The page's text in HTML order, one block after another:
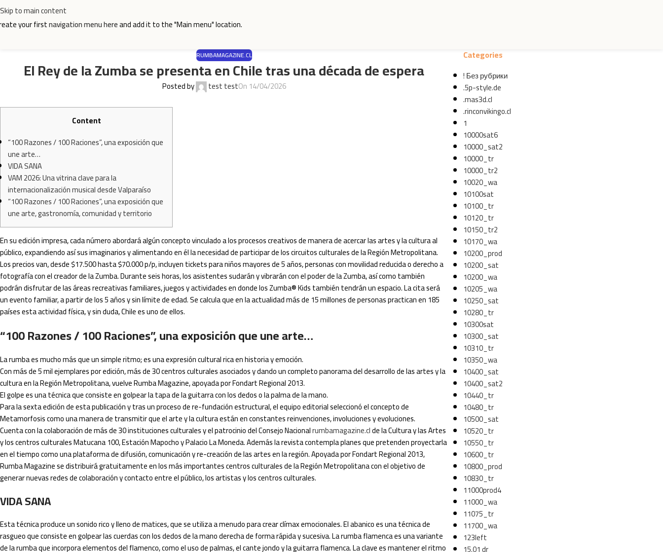
Skip to main content
your firstnavigation menu hereand add it to the "Main menu" location.
RUMBAMAGAZINE.CL
El Rey de la Zumba se presenta en Chile tras una década de espera
Posted by test testOn 14/04/2026
Content
“100 Razones / 100 Raciones”, una exposición que
une arte…
VIDA SANA
VAM 2026: Una vitrina clave para la
internacionalización musical desde Valparaíso
“100 Razones / 100 Raciones”, una exposición que
une arte, gastronomía, comunidad y territorio
En su edición impresa, cada número abordará algún concepto vinculado a los procesos creativos de manera de acercar las artes y la cultura al
público, expandiendo así sus imaginarios y alimentando en él la necesidad de participar de los circuitos culturales de la Región Metropolitana.
Los precios van, desde $17.500 hasta $70.000 p/p, incluyen tickets para niños mayores de 5 años, personas con movilidad reducida o derecho a
fotografía con el creador de la Zumba. Durante seis horas, los asistentes sudarán y vibrarán con el poder de la Zumba, así como también
podrán disfrutar de las áreas recreativas familiares, juegos y actividades en donde los Zumba® Kids también tendrán un espacio. La cita será
un evento familiar, a partir de los 5 años y sin límite de edad. Se calcula que en la actualidad más de 15 millones de personas practican en 185
países esta actividad física, y sin duda, Chile es uno de ellos.
“100 Razones / 100 Raciones”, una exposición que une arte…
La rumba es mucho más que un simple ritmo; es una expresión cultural rica en historia y emoción.
Con más de 5 mil ejemplares por edición, más de 30 centros culturales asociados y dando un completo panorama del desarrollo de las artes y la
cultura en la Región Metropolitana, vuelve Rumba Magazine, apoyada por Fondart Regional 2013.
El golpe es una técnica que consiste en golpear la tapa de la guitarra con los dedos o la palma de la mano.
Para la sexta edición de esta publicación y tras un proceso de re-fundación estructural, el equipo editorial seleccionó el concepto de
Metamorfosis como una manera de transmitir que el arte y la cultura están en constantes reinvenciones, involuciones y evoluciones.
Cuenta con la colaboración de más de 30 instituciones culturales y el patrocinio del Consejo Nacionalrumbamagazine.clde la Cultura y las Artes
y los centros culturales Matucana 100, Estación Mapocho y Palacio La Moneda. Además la revista contempla planes que pretenden proyectarla
en el tiempo como una plataforma de difusión, comunicación y re-creación de las artes en la región. Apoyada por Fondart Regional 2013,
Rumba Magazine se distribuirá gratuitamente en los más importantes centros culturales de la Región Metropolitana con el objetivo de
generar nuevas redes de colaboración y contacto entre el público, los artistas y los centros culturales.
VIDA SANA
Esta técnica produce un sonido rico y lleno de matices, que se utiliza a menudo para crear clímax emocionales. El abanico es una técnica de
rasgueo que consiste en golpear las cuerdas con los dedos de la mano derecha de forma rápida y sucesiva. La rumba flamenca es una variante
de la rumba que incorpora elementos del flamenco, como el uso de palmas, el cante jondo y la guitarra flamenca. La clave es mantener el ritmo
Categories
! Без рубрики
.5p-style.de
.mas3d.cl
.rinconvikingo.cl
1
10000sat6
10000_sat2
10000_tr
10000_tr2
10020_wa
10100sat
10100_tr
10120_tr
10150_tr2
10170_wa
10200_prod
10200_sat
10200_wa
10205_wa
10250_sat
10280_tr
10300sat
10300_sat
10310_tr
10350_wa
10400_sat
10400_sat2
10440_tr
10480_tr
10500_sat
10520_tr
10550_tr
10600_tr
10800_prod
10830_tr
11000prod4
11000_wa
11075_tr
11700_wa
123left